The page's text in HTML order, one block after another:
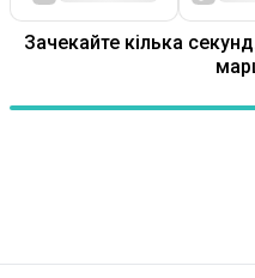
Зачекайте кілька